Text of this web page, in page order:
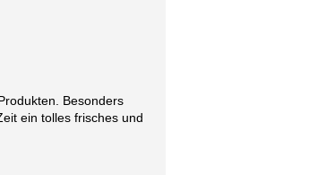
Besonders
ein tolles frisches und